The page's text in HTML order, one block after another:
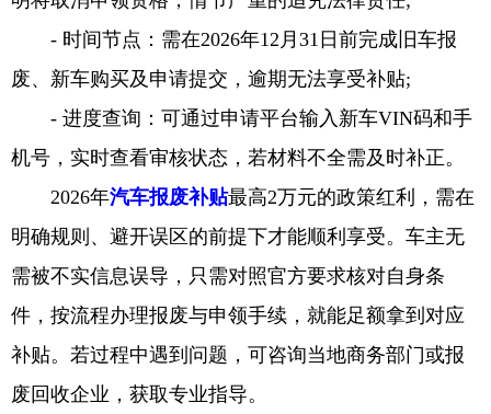
- 时间节点：需在2026年12月31日前完成旧车报
废、新车购买及申请提交，逾期无法享受补贴;
- 进度查询：可通过申请平台输入新车VIN码和手
机号，实时查看审核状态，若材料不全需及时补正。
2026年汽车报废补贴最高2万元的政策红利，需在
明确规则、避开误区的前提下才能顺利享受。车主无
需被不实信息误导，只需对照官方要求核对自身条
件，按流程办理报废与申领手续，就能足额拿到对应
补贴。若过程中遇到问题，可咨询当地商务部门或报
废回收企业，获取专业指导。